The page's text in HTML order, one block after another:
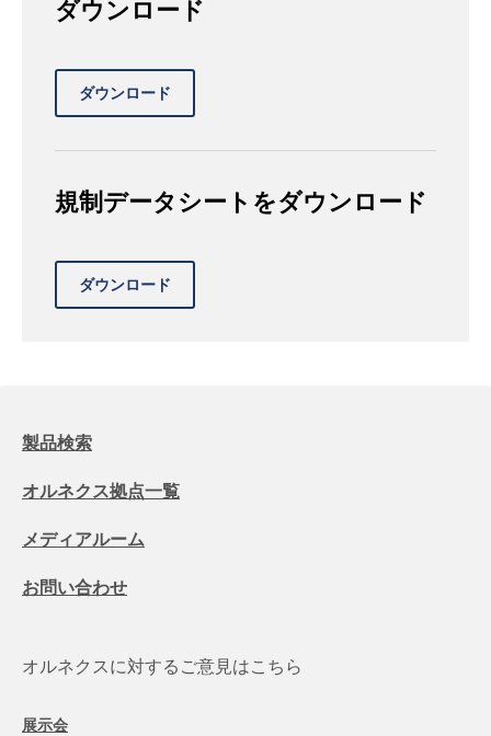
ダウンロード
規制データシートをダウンロード
製品検索
オルネクス拠点一覧
メディアルーム
お問い合わせ
オルネクスに対するご意見はこちら
展示会